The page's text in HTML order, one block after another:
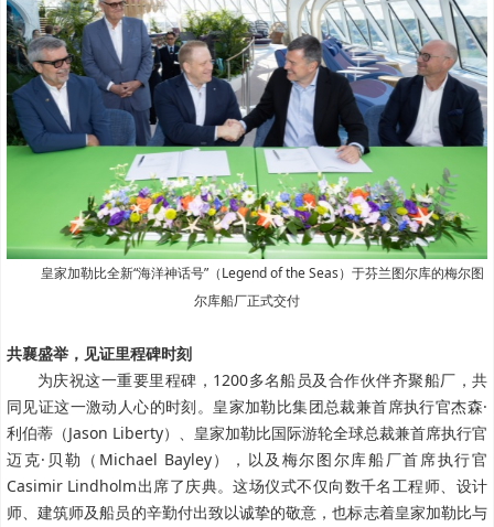
皇家加勒比全新“海洋神话号”（Legend of the Seas）于芬兰图尔库的梅尔图
尔库船厂正式交付
共襄盛举，见证里程碑时刻
为庆祝这一重要里程碑，1200多名船员及合作伙伴齐聚船厂，共
同见证这一激动人心的时刻。皇家加勒比集团总裁兼首席执行官杰森·
利伯蒂（Jason Liberty）、皇家加勒比国际游轮全球总裁兼首席执行官
迈克·贝勒（Michael Bayley），以及梅尔图尔库船厂首席执行官
Casimir Lindholm出席了庆典。这场仪式不仅向数千名工程师、设计
师、建筑师及船员的辛勤付出致以诚挚的敬意，也标志着皇家加勒比与